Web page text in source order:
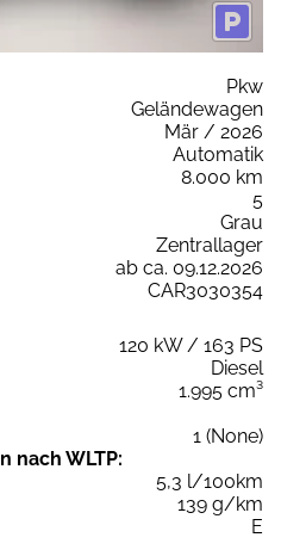
Pkw
Geländewagen
Mär / 2026
Automatik
8.000 km
5
Grau
Zentrallager
ab ca. 09.12.2026
CAR3030354
120 kW / 163 PS
Diesel
1.995 cm³
1 (None)
nach WLTP:
5,3 l/100km
139 g/km
E